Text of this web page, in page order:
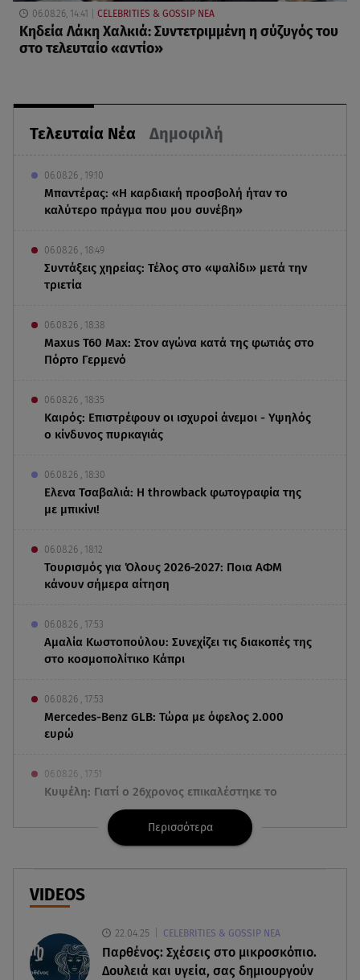
Τελευταία Νέα Δημοφιλή
06.08.26 , 19:10
Μπαντέρας: «Η καρδιακή προσβολή ήταν το
καλύτερο πράγμα που μου συνέβη»
06.08.26 , 18:49
Συντάξεις χηρείας: Τέλος στο «ψαλίδι» μετά την
τριετία
06.08.26 , 18:38
Maxus T60 Max: Στον αγώνα κατά της φωτιάς στο
Πόρτο Γερμενό
06.08.26 , 18:35
Καιρός: Επιστρέφουν οι ισχυροί άνεμοι - Υψηλός
ο κίνδυνος πυρκαγιάς
06.08.26 , 18:30
Ελενα Τσαβαλιά: Η throwback φωτογραφία της
με μπικίνι!
06.08.26 , 18:12
Τουρισμός για Όλους 2026-2027: Ποια ΑΦΜ
κάνουν σήμερα αίτηση
06.08.26 , 17:53
Αμαλία Κωστοπούλου: Συνεχίζει τις διακοπές της
στο κοσμοπολίτικο Κάπρι
06.08.26 , 17:53
Mercedes-Benz GLB: Τώρα με όφελος 2.000
ευρώ
06.08.26 , 17:51
Κυψέλη: Γιατί ο 26χρονος επικαλέστηκε το
δικαίωμα της σιωπής
Συμφωνία Ιράν – Ομάν για τα Στενά του Ορμούζ
06.08.26 , 17:12
Μαρία Κορινθίου: «Έχω πατήσει φρένο» -
Δηλώνει χορτασμένη και μπουχτισμένη!
Περισσότερα
VIDEOS
22.04.25 CELEBRITIES & GOSSIP ΝΕΑ
Παρθένος: Σχέσεις στο μικροσκόπιο.
Δουλειά και υγεία, σας δημιουργούν
06.08.26, 14:41 CELEBRITIES & GOSSIP ΝΕΑ
Κηδεία Λάκη Χαλκιά: Συντετριμμένη η σύζυγός του
στο τελευταίο «αντίο»